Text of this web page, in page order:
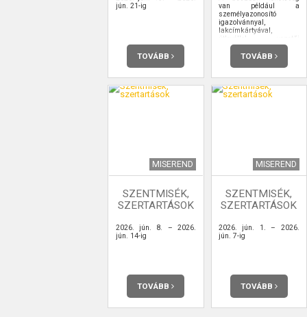
jún. 21-ig
TOVÁBB
van például a
személyazonosító
igazolvánnyal,
lakcímkártyával,
útlevéllel, vezetői
engedéllyel kapcsolatos
ügyintézésre,
TOVÁBB
MISEREND
SZENTMISÉK,
SZERTARTÁSOK
2026. jún. 8. – 2026.
jún. 14-ig
TOVÁBB
MISEREND
SZENTMISÉK,
SZERTARTÁSOK
2026. jún. 1. – 2026.
jún. 7-ig
TOVÁBB